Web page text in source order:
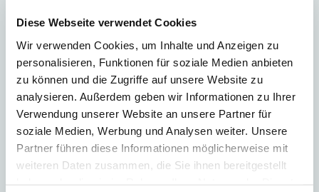
Diese Webseite verwendet Cookies
Wir verwenden Cookies, um Inhalte und Anzeigen zu
personalisieren, Funktionen für soziale Medien anbieten
zu können und die Zugriffe auf unsere Website zu
analysieren. Außerdem geben wir Informationen zu Ihrer
Verwendung unserer Website an unsere Partner für
soziale Medien, Werbung und Analysen weiter. Unsere
Partner führen diese Informationen möglicherweise mit
weiteren Daten zusammen, die Sie ihnen bereitgestellt
POUČENIE O VAŠICH
PRÁVACH A INÝCH
SKUTOČNOSTIACH
Poskytnuté osobné údajebudeme poskytovať ďalším
príjemcom, a to zástupcovi služieb poskytovania
webhostingu (Thomas Böhmwalder, NetzwerkBerater
B&W OG, 3470 Kirchbers) a správcovi webu (Anna